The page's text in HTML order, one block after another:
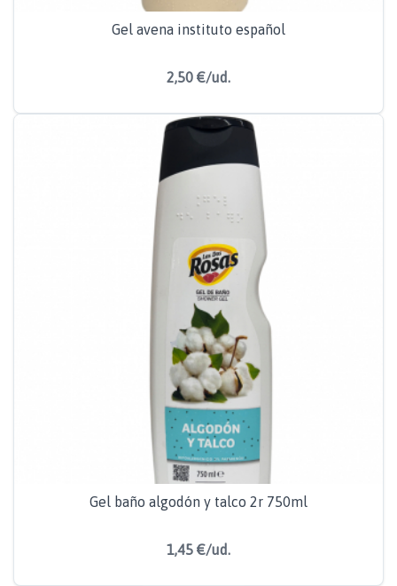
Gel avena instituto español
2,50 €/ud.
Gel baño algodón y talco 2r 750ml
1,45 €/ud.